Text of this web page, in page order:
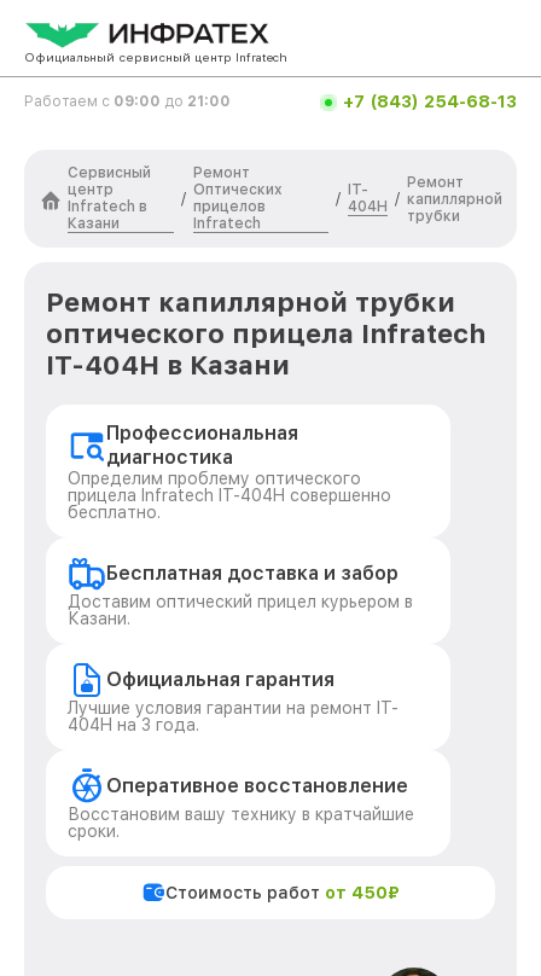
Официальный сервисный центр Infratech
Работаем с 09:00 до 21:00 +7 (843) 254-68-13
Сервисный
центр
Infratech в
Казани
/
Ремонт
Оптических
прицелов
Infratech
/
IT-
404H /
Ремонт
капиллярной
трубки
Ремонт капиллярной трубки
оптического прицела Infratech
IT-404H в Казани
Профессиональная
диагностика
Определим проблему оптического
прицела Infratech IT-404H совершенно
бесплатно.
Бесплатная доставка и забор
Доставим оптический прицел курьером в
Казани.
Официальная гарантия
Лучшие условия гарантии на ремонт IT-
404H на 3 года.
Оперативное восстановление
Восстановим вашу технику в кратчайшие
сроки.
Стоимость работ от 450₽